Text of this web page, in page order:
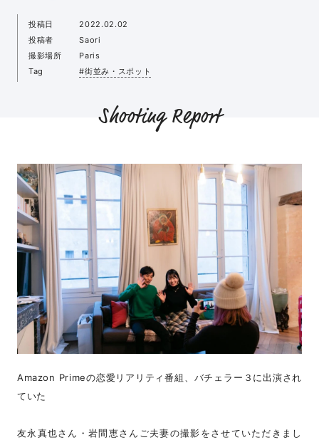
投稿日
2022.02.02
投稿者
Saori
撮影場所
Paris
Tag
#街並み・スポット
Shooting Report
Amazon Primeの恋愛リアリティ番組、バチェラー３に出演され
ていた
友永真也さん・岩間恵さんご夫妻の撮影をさせていただきまし